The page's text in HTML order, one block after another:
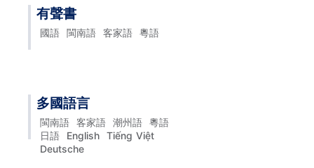
有聲書
國語 閩南語 客家語 粵語
多國語言
閩南語 客家語 潮州語
粵語
日語
English
Tiếng Việt
Deutsche